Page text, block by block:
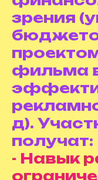
зрения
фильма
д).
получат:
- Навык